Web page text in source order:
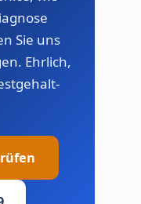
Sie uns
Ehrlich,